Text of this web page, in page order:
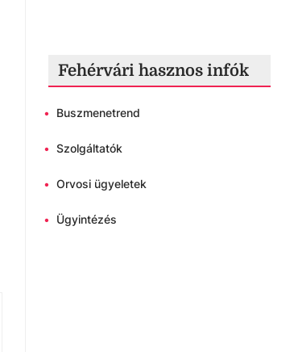
Fehérvári hasznos infók
• Buszmenetrend
• Szolgáltatók
• Orvosi ügyeletek
• Ügyintézés